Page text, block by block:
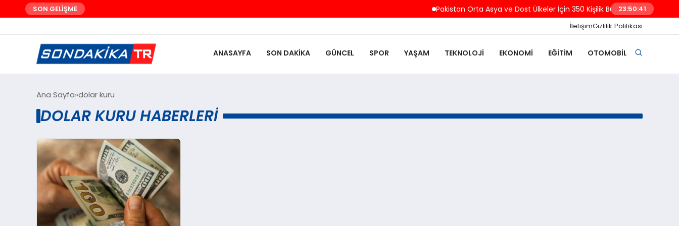
SON GELİŞME Pakistan Orta Asya ve Dost Ülkeler İçin 350 Kişilik Burs Programı Başlattı
23:50:41
İletişimGizlilik Politikası
ANASAYFA SON DAKIKA GÜNCEL SPOR YAŞAM TEKNOLOJI EKONOMI EĞITIM OTOMOBIL
Ana Sayfa dolar kuru
DOLAR KURU HABERLERI